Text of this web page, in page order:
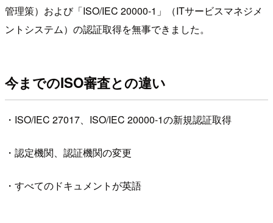
管理策）および「ISO/IEC 20000-1」（ITサービスマネジメ
ントシステム）の認証取得を無事できました。
今までのISO審査との違い
・ISO/IEC 27017、ISO/IEC 20000-1の新規認証取得
・認定機関、認証機関の変更
・すべてのドキュメントが英語